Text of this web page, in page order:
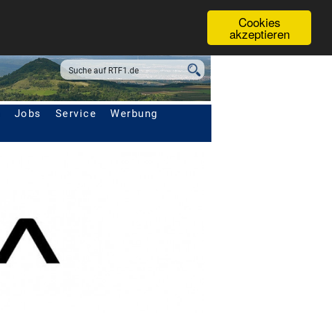
Cookies
akzeptieren
Jobs Service
Werbung